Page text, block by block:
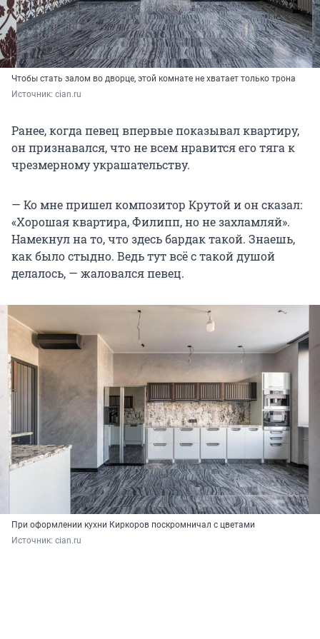
Чтобы стать залом во дворце, этой комнате не хватает только трона
Источник: cian.ru
Ранее, когда певец впервые показывал квартиру,
он признавался, что не всем нравится его тяга к
чрезмерному украшательству.
— Ко мне пришел композитор Крутой и он сказал:
«Хорошая квартира, Филипп, но не захламляй».
Намекнул на то, что здесь бардак такой. Знаешь,
как было стыдно. Ведь тут всё с такой душой
делалось, — жаловался певец.
При оформлении кухни Киркоров поскромничал с цветами
Источник: cian.ru